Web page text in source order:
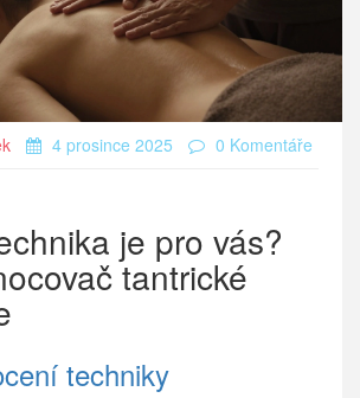
4 prosince 2025 0 Komentáře
je pro vás?
tantrické
techniky